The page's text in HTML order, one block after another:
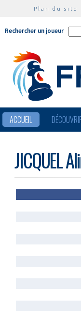
Plan du site
Rechercher un joueur
ACCUEIL
JICQUEL